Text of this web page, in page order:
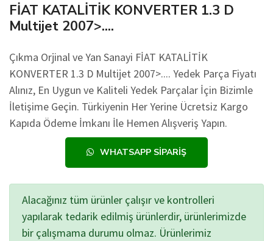
FİAT KATALİTİK KONVERTER 1.3 D
Multijet 2007>....
Çıkma Orjinal ve Yan Sanayi FİAT KATALİTİK
KONVERTER 1.3 D Multijet 2007>.... Yedek Parça Fiyatı
Alınız, En Uygun ve Kaliteli Yedek Parçalar İçin Bizimle
İletişime Geçin. Türkiyenin Her Yerine Ücretsiz Kargo
Kapıda Ödeme İmkanı İle Hemen Alışveriş Yapın.
WHATSAPP SIPARIŞ
Alacağınız tüm ürünler çalışır ve kontrolleri
yapılarak tedarik edilmiş ürünlerdir, ürünlerimizde
bir çalışmama durumu olmaz. Ürünlerimiz